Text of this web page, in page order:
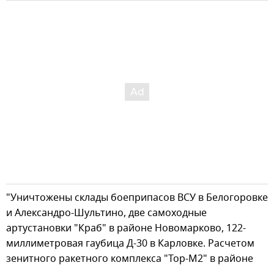
"Уничтожены склады боеприпасов ВСУ в Белогоровке
и Александро-Шультино, две самоходные
артустановки "Краб" в районе Новомарково, 122-
миллиметровая гаубица Д-30 в Карловке. Расчетом
зенитного ракетного комплекса "Тор-М2" в районе